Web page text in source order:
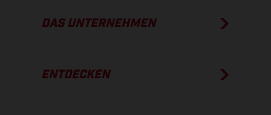
DAS UNTERNEHMEN
ENTDECKEN